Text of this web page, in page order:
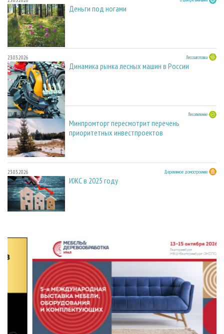
Деньги под ногами
23.03.2026 Лесозаготовка
Динамика рынка лесных машин в России
23.03.2026 Лесопиление
Минпромторг пересмотрит перечень
приоритетных инвестпроектов
23.03.2026 Деревянное домостроение
ИЖС в 2025 году